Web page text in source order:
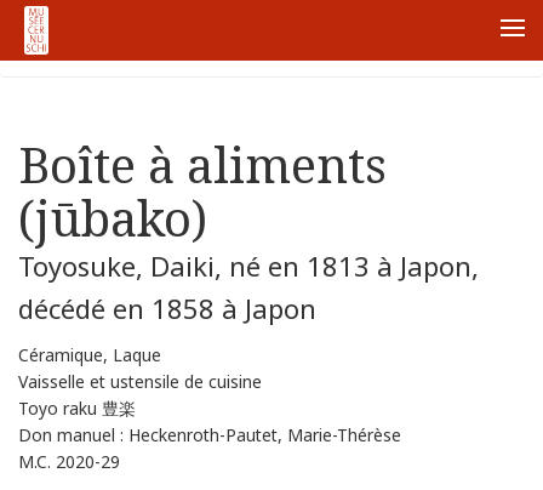
首页
Boîte à aliments
(jūbako)
Toyosuke, Daiki, né en 1813 à Japon,
décédé en 1858 à Japon
Céramique, Laque
Vaisselle et ustensile de cuisine
Toyo raku 豊楽
Don manuel : Heckenroth-Pautet, Marie-Thérèse
M.C. 2020-29